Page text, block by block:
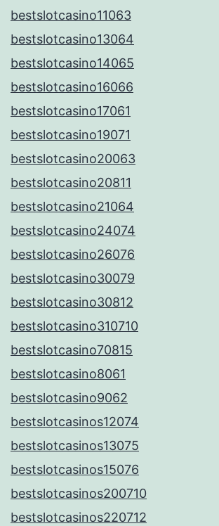
bestslotcasino11063
bestslotcasino13064
bestslotcasino14065
bestslotcasino16066
bestslotcasino17061
bestslotcasino19071
bestslotcasino20063
bestslotcasino20811
bestslotcasino21064
bestslotcasino24074
bestslotcasino26076
bestslotcasino30079
bestslotcasino30812
bestslotcasino310710
bestslotcasino70815
bestslotcasino8061
bestslotcasino9062
bestslotcasinos12074
bestslotcasinos13075
bestslotcasinos15076
bestslotcasinos200710
bestslotcasinos220712